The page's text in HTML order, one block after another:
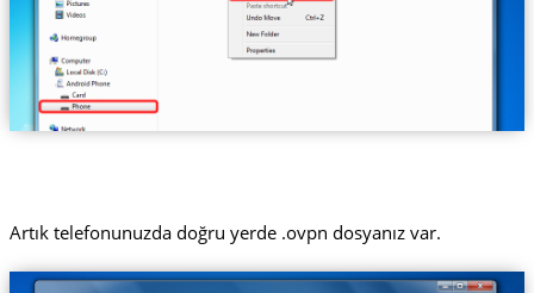
Artık telefonunuzda doğru yerde .ovpn dosyanız var.